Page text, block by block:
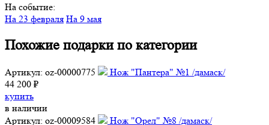
На событие:
На 23 февраля На 9 мая
Похожие подарки по категории
Артикул: oz-00000775
Нож "Пантера" №1 /дамаск/
44 200 ₽
купить
в наличии
Артикул: oz-00009584
Нож "Орел" №8 /дамаск/